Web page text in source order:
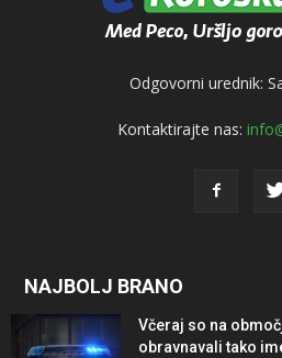
Odgovorni urednik:
Kontaktirajte nas:
NAJBOLJ BRANO
Včeraj so na
obravnavali tako